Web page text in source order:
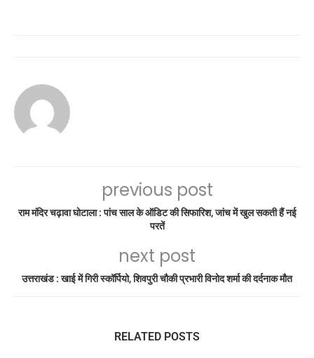
previous post
राम मंदिर चढ़ावा घोटाला : पांच साल के ऑडिट की सिफारिश, जांच में खुल सकती हैं नई
परतें
next post
उत्तराखंड : खाई में गिरी स्कॉर्पियो, शिवपुरी चौकी प्रभारी विनोद शर्मा की दर्दनाक मौत
RELATED POSTS